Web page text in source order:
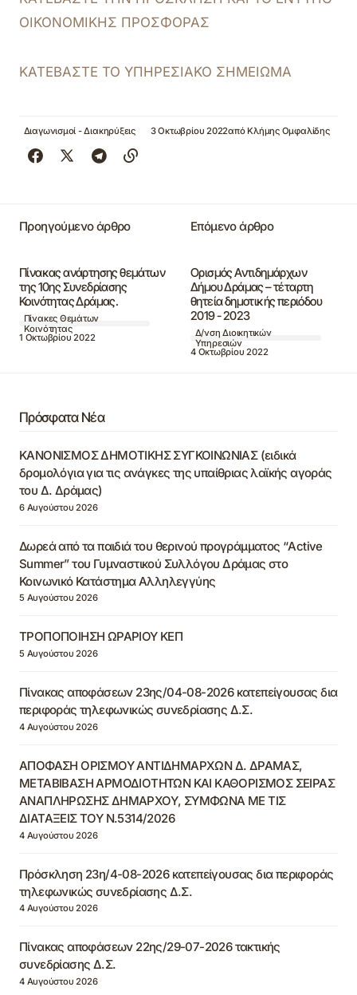
ΟΙΚΟΝΟΜΙΚΗΣ ΠΡΟΣΦΟΡΑΣ
ΚΑΤΕΒΑΣΤΕ ΤΟ ΥΠΗΡΕΣΙΑΚΟ ΣΗΜΕΙΩΜΑ
Διαγωνισμοί - Διακηρύξεις 3 Οκτωβρίου 2022από Κλήμης Ομφαλίδης
Προηγούμενο άρθρο
Πίνακας ανάρτησης θεμάτων
της 10ης Συνεδρίασης
Κοινότητας Δράμας.
Πίνακες Θεμάτων
Κοινότητας
1 Οκτωβρίου 2022
Επόμενο άρθρο
Ορισμός Αντιδημάρχων
Δήμου Δράμας – τέταρτη
θητεία δημοτικής περιόδου
2019 - 2023
Δ/νση Διοικητικών
Υπηρεσιών
4 Οκτωβρίου 2022
Πρόσφατα Νέα
ΚΑΝΟΝΙΣΜΟΣ ΔΗΜΟΤΙΚΗΣ ΣΥΓΚΟΙΝΩΝΙΑΣ (ειδικά
δρομολόγια για τις ανάγκες της υπαίθριας λαϊκής αγοράς
του Δ. Δράμας)
6 Αυγούστου 2026
Δωρεά από τα παιδιά του θερινού προγράμματος “Active
Summer” του Γυμναστικού Συλλόγου Δράμας στο
Κοινωνικό Κατάστημα Αλληλεγγύης
5 Αυγούστου 2026
ΤΡΟΠΟΠΟΙΗΣΗ ΩΡΑΡΙΟΥ ΚΕΠ
5 Αυγούστου 2026
Πίνακας αποφάσεων 23ης/04-08-2026 κατεπείγουσας δια
περιφοράς τηλεφωνικώς συνεδρίασης Δ.Σ.
4 Αυγούστου 2026
ΑΠΟΦΑΣΗ ΟΡΙΣΜΟΥ ΑΝΤΙΔΗΜΑΡΧΩΝ Δ. ΔΡΑΜΑΣ,
ΜΕΤΑΒΙΒΑΣΗ ΑΡΜΟΔΙΟΤΗΤΩΝ ΚΑΙ ΚΑΘΟΡΙΣΜΟΣ ΣΕΙΡΑΣ
ΑΝΑΠΛΗΡΩΣΗΣ ΔΗΜΑΡΧΟΥ, ΣΥΜΦΩΝΑ ΜΕ ΤΙΣ
ΔΙΑΤΑΞΕΙΣ ΤΟΥ Ν.5314/2026
4 Αυγούστου 2026
Πρόσκληση 23η/4-08-2026 κατεπείγουσας δια περιφοράς
τηλεφωνικώς συνεδρίασης Δ.Σ.
4 Αυγούστου 2026
Πίνακας αποφάσεων 22ης/29-07-2026 τακτικής
συνεδρίασης Δ.Σ.
4 Αυγούστου 2026